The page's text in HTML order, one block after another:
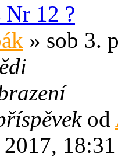
Nr 12 ?
» sob 3.
od
18:31